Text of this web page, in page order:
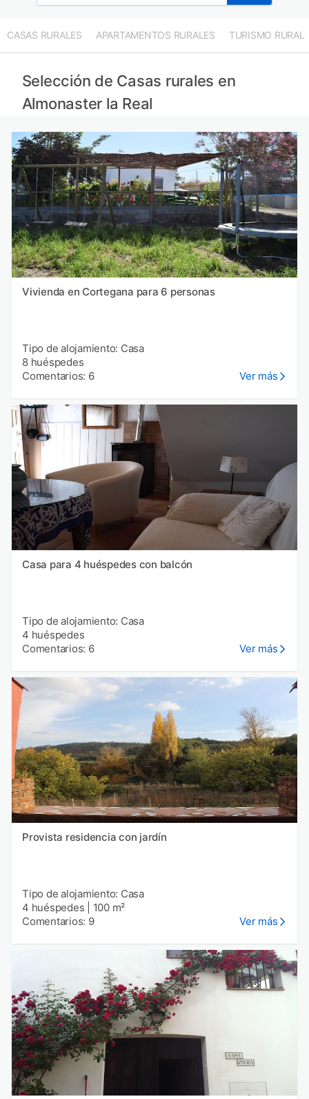
CASAS RURALES APARTAMENTOS RURALES TURISMO RURAL
Selección de Casas rurales en
Almonaster la Real
Vivienda en Cortegana para 6 personas
Tipo de alojamiento: Casa
8 huéspedes
Comentarios: 6
Ver más
Casa para 4 huéspedes con balcón
Tipo de alojamiento: Casa
4 huéspedes
Comentarios: 6
Ver más
Provista residencia con jardín
Tipo de alojamiento: Casa
4 huéspedes
100 m²
Comentarios: 9
Ver más